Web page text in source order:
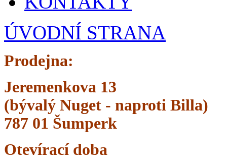
ÚVODNÍ STRANA
Prodejna:
Jeremenkova 13
(bývalý Nuget - naproti Billa)
787 01 Šumperk
Otevírací doba